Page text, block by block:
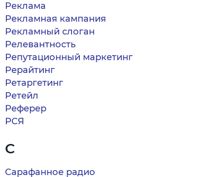
Реклама
Рекламная кампания
Рекламный слоган
Релевантность
Репутационный маркетинг
Рерайтинг
Ретаргетинг
Ретейл
Реферер
РСЯ
С
Сарафанное радио